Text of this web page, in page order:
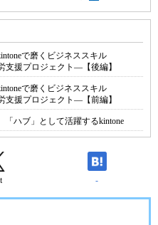
で磨くビジネススキル
支援プロジェクト―【後編】
で磨くビジネススキル
支援プロジェクト―【前編】
ハブ」として活躍するkintone
-